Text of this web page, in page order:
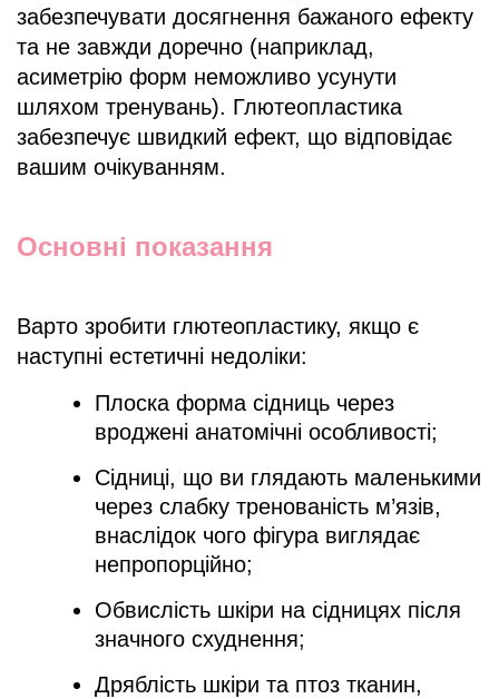
забезпечувати досягнення бажаного ефекту
та не завжди доречно (наприклад,
асиметрію форм неможливо усунути
шляхом тренувань). Глютеопластика
забезпечує швидкий ефект, що відповідає
вашим очікуванням.
Основні показання
Варто зробити глютеопластику, якщо є
наступні естетичні недоліки:
Плоска форма сідниць через
вроджені анатомічні особливості;
Сідниці, що ви глядають маленькими
через слабку тренованість м’язів,
внаслідок чого фігура виглядає
непропорційно;
Обвислість шкіри на сідницях після
значного схуднення;
Дряблість шкіри та птоз тканин,